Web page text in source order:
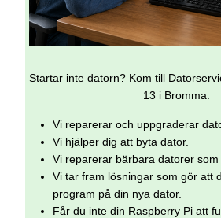
Startar inte datorn? Kom till
13 i Bromma.
Vi reparerar och uppgraderar
Vi hjälper dig att byta dator.
Vi reparerar bärbara datorer som
Vi tar fram lösningar som gör att
program på din nya dator.
Får du inte din Raspberry Pi att